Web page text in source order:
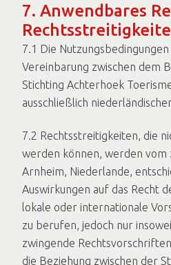
7. Anwendbares
7.1 Die
Vereinbarung zwischen dem
Stichting Achterhoek
ausschließlich
7.2 Rechtsstreitigkeiten, die
werden können, werden vom
Arnheim, Niederlande,
Auswirkungen auf das Recht
lokale oder internationale
zu berufen, jedoch nur
zwingende
die Beziehung zwischen der